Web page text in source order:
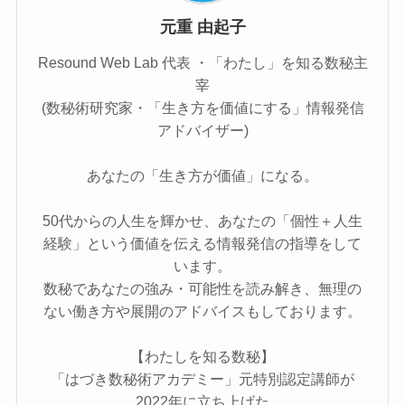
元重 由起子
Resound Web Lab 代表 ・「わたし」を知る数秘主
宰
(数秘術研究家・「生き方を価値にする」情報発信
アドバイザー)
あなたの「生き方が価値」になる。
50代からの人生を輝かせ、あなたの「個性＋人生
経験」という価値を伝える情報発信の指導をして
います。
数秘であなたの強み・可能性を読み解き、無理の
ない働き方や展開のアドバイスもしております。
【わたしを知る数秘】
「はづき数秘術アカデミー」元特別認定講師が
2022年に立ち上げた